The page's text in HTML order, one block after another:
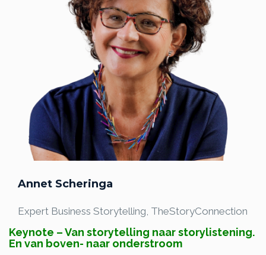
Annet Scheringa
Expert Business Storytelling, TheStoryConnection
Keynote – Van storytelling naar storylistening.
En van boven- naar onderstroom